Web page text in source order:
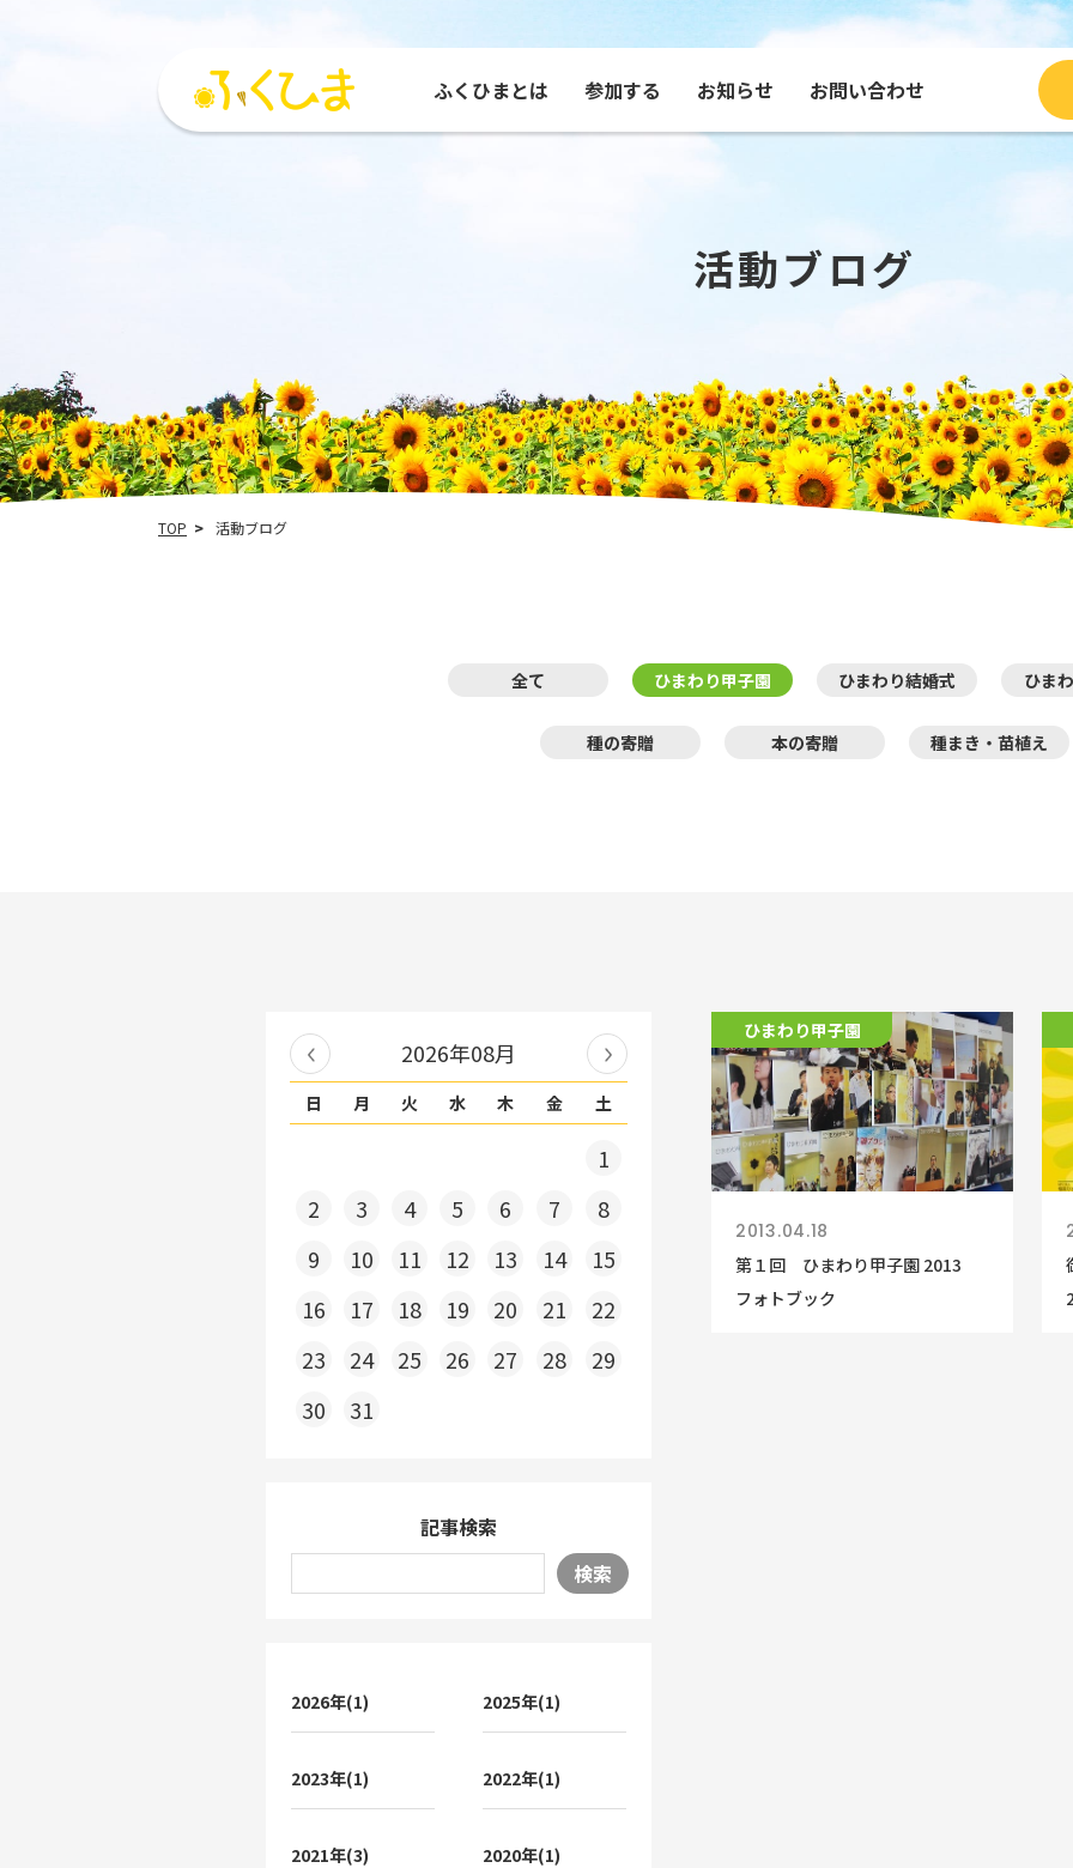
ふくひまとは 参加する お知らせ お問い合わせ
活動ブログ
TOP 活動ブログ
全て ひまわり甲子園 ひまわり結婚式 ひま
種の寄贈 本の寄贈 種まき・苗植え
ひまわり甲子園
2013.04.18
第１回 ひまわり甲子園 2013
フォトブック
2026年08月
日 月 火 水 木 金 土
1
2
3 4 5 6 7
8
9
10 11 12 13 14
15
16
17 18 19 20 21
22
23
24 25 26 27 28
29
30
31
記事検索
検索
2026年(1) 2025年(1)
2023年(1) 2022年(1)
2021年(3) 2020年(1)